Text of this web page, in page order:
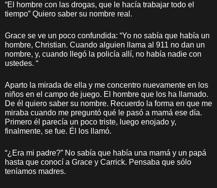
“El hombre con las drogas, que le hacía trabajar todo el
tiempo” Quiero saber su nombre real.
Grace se ve un poco confundida: “Yo no sabía que había un
hombre, Christian. Cuando alguien llama al 911 no dan un
nombre, y, cuando llegó la policía allí, no había nadie con
ustedes. “
Aparto la mirada de ella y me concentro nuevamente en los
niños en el campo de juego. El hombre que los ha llamado.
De él quiero saber su nombre. Recuerdo la forma en que me
miraba cuando me preguntó qué le pasó a mamá ese día.
Primero él parecía un poco triste, luego enojado y,
finalmente, se fue. Él los llamó.
“¿Era mi padre?” No sabía que había una mamá y un papá
hasta que conocí a Grace y Carrick. Pensaba que sólo
teníamos madres.